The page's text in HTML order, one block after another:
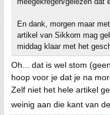
En dank, morgen maar
artikel van Sikkom mag
middag klaar met het
Oh... dat is wel stom
hoop voor je dat je na
Zelf niet het hele artikel
weinig aan die kant van